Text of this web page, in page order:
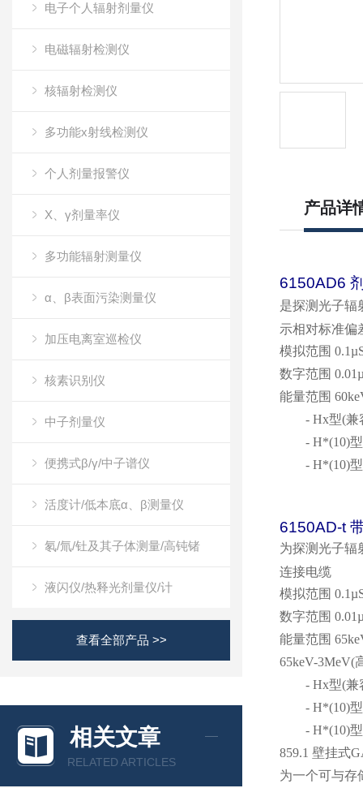
电子个人辐射剂量仪
电磁辐射检测仪
核辐射检测仪
多功能x射线检测仪
个人剂量报警仪
X、γ剂量率仪
多功能辐射测量仪
α、β表面污染测量仪
加压电离室巡检仪
核素识别仪
中子剂量仪
便携式β/γ/中子谱仪
活度计/低本底α、β测量仪
氡/氚/钍及其子体测量/高钝锗
液闪仪/热释光剂量仪/计
查看全部产品 >>
相关文章
RELATED ARTICLES
产品详
6150AD6
是探测光子辐
示相对标准偏
模拟范围
数字范围
能量范围
- Hx型(兼
- H*(10)型
- H*(10)型
6150AD-t
为探测光子辐
连接电缆
模拟范围
数字范围
能量范围
65keV-3MeV(
- Hx型(兼
- H*(10)型
- H*(10)型
859.1 壁挂式
为一个可与存